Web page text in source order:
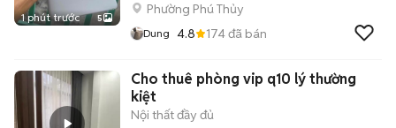
1 phút trước 5
Phường Phú Thủy
Dung 4.8 174đã bán
Cho thuê phòng vip q10 lý thường
kiệt
Nội thất đầy đủ